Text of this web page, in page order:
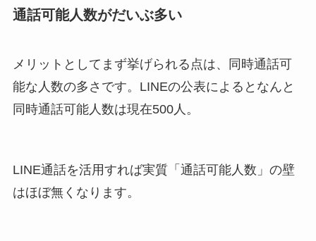
通話可能人数がだいぶ多い
メリットとしてまず挙げられる点は、同時通話可
能な人数の多さです。 LINEの公表によるとなんと
同時通話可能人数は現在500人 。
LINE通話を活用すれば実質「通話可能人数」の壁
はほぼ無くなります。